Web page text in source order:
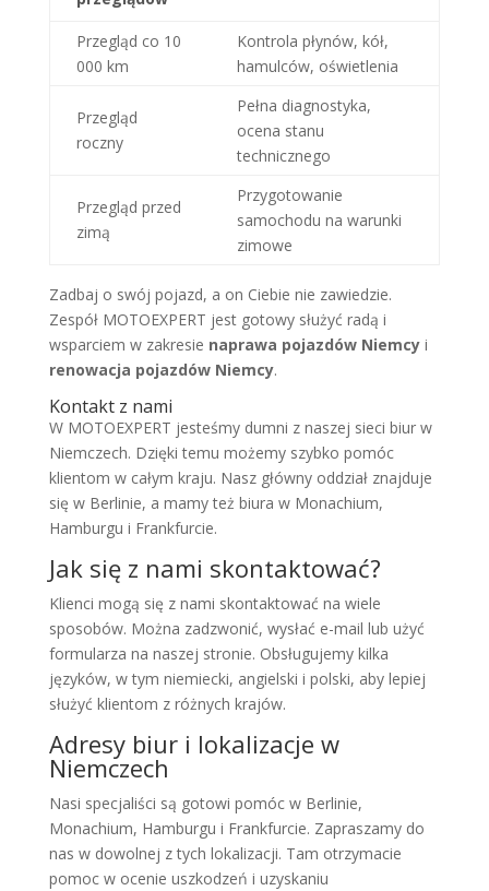
Przegląd co 10
000 km
Kontrola płynów, kół,
hamulców, oświetlenia
Przegląd
roczny
Pełna diagnostyka,
ocena stanu
technicznego
Przegląd przed
zimą
Przygotowanie
samochodu na warunki
zimowe
Zadbaj o swój pojazd, a on Ciebie nie zawiedzie.
Zespół MOTOEXPERT jest gotowy służyć radą i
wsparciem w zakresie naprawa pojazdów Niemcyi
renowacja pojazdów Niemcy.
Kontakt z nami
W MOTOEXPERT jesteśmy dumni z naszej sieci biur w
Niemczech. Dzięki temu możemy szybko pomóc
klientom w całym kraju. Nasz główny oddział znajduje
się w Berlinie, a mamy też biura w Monachium,
Hamburgu i Frankfurcie.
Jak się z nami skontaktować?
Klienci mogą się z nami skontaktować na wiele
sposobów. Można zadzwonić, wysłać e-mail lub użyć
formularza na naszej stronie. Obsługujemy kilka
języków, w tym niemiecki, angielski i polski, aby lepiej
służyć klientom z różnych krajów.
Adresy biur i lokalizacje w
Niemczech
Nasi specjaliści są gotowi pomóc w Berlinie,
Monachium, Hamburgu i Frankfurcie. Zapraszamy do
nas w dowolnej z tych lokalizacji. Tam otrzymacie
pomoc w ocenie uszkodzeń i uzyskaniu